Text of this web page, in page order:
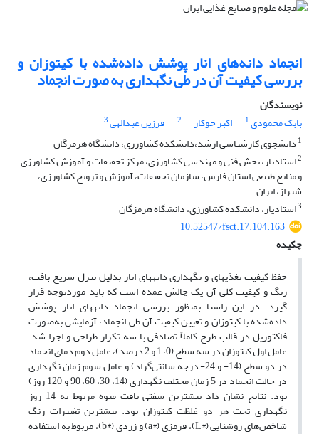
انجماد دانه‌های انار پوشش داده‌شده با کیتوزان و
بررسی کیفیت آن در طی نگهداری به صورت انجماد
نویسندگان
بابک محمودی1 اکبر جوکار 2 فرزین عبدالهی3
1 دانشجوی کارشناسی ارشد،دانشکده کشاورزی، دانشگاه هرمزگان
2استادیار، بخش فنی و مهندسی کشاورزی، مرکز تحقیقات و آموزش کشاورزی
و منابع طبیعی استان فارس، سازمان تحقیقات، آموزش و ترویج کشاورزی،
شیراز، ایران.
3استادیار، دانشکده کشاورزی، دانشگاه هرمزگان
10.52547/fsct.17.104.163
چکیده
حفظ کیفیت تغذیه‏ای و نگهداری دانه‏های انار بدلیل تنزل سریع بافت،
رنگ و کیفیت کلی آن‌ یک چالش عمده است که باید موردتوجه قرار
گیرد. در این راستا بمنظور بررسی انجماد دانه­های انار پوشش
داده‌شده با کیتوزان و تعیین کیفیت آن طی انجماد، آزمایشی به‌صورت
فاکتوریل در قالب طرح کاملاً تصادفی با سه تکرار طراحی و اجرا شد.
عامل اول کیتوزان در سه سطح (0، 1 و 2 درصد)، عامل دوم دمای انجماد
در دو سطح (14- و 24- درجه سانتی‌گراد) و عامل سوم زمان نگهداری
در حالت انجماد در 5 زمان مختلف نگهداری (14، 30، 60، 90 و 120 روز)
بود. نتایج نشان داد بیشترین سفتی بافت میوه مربوط به 14 روز
نگهداری تحت هر دو غلظت کیتوزان بود. بیشترین تغییرات رنگ
شاخص‌های روشنایی (L*)، قرمزی (a*) و زردی (b*)، مربوط به استفاده